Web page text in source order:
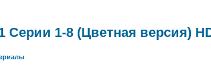
Серии 1-8 (Цветная версия)